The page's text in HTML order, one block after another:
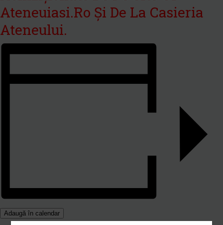
Ateneuiasi.ro Și De La Casieria
Ateneului.
Adaugă în calendar